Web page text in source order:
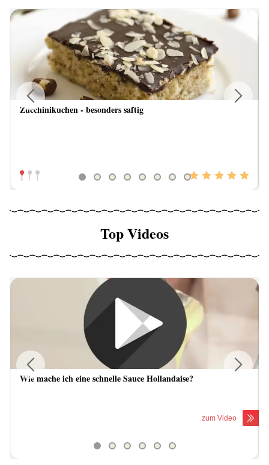
Zucchinikuchen - besonders saftig
Previous
Top Videos
Wie mache ich eine schnelle Sauce Hollandaise?
zum Video
Previous